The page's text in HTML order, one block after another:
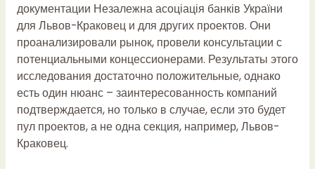
документации Незалежна асоціація банків України
для Львов-Краковец и для других проектов. Они
проанализировали рынок, провели консультации с
потенциальными концессионерами. Результаты этого
исследования достаточно положительные, однако
есть один нюанс – заинтересованность компаний
подтверждается, но только в случае, если это будет
пул проектов, а не одна секция, например, Львов-
Краковец.